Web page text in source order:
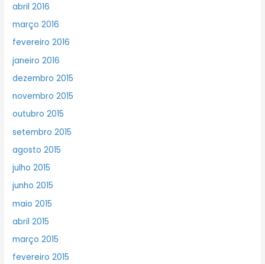
abril 2016
março 2016
fevereiro 2016
janeiro 2016
dezembro 2015
novembro 2015
outubro 2015
setembro 2015
agosto 2015
julho 2015
junho 2015
maio 2015
abril 2015
março 2015
fevereiro 2015